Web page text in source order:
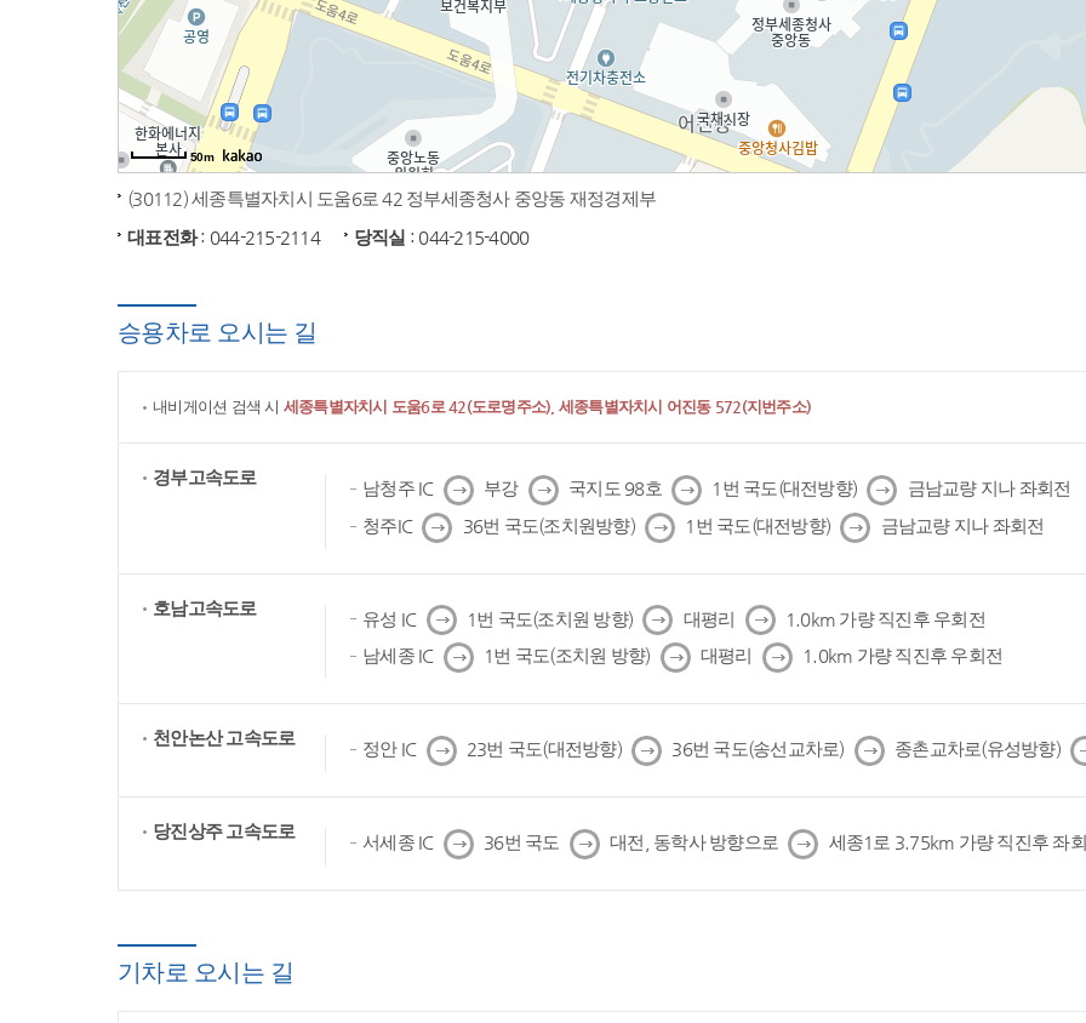
50m
(30112) 세종특별자치시 도움6로 42 정부세종청사 중앙동 재정경제부
대표전화: 044-215-2114 당직실 : 044-215-4000
승용차로 오시는 길
내비게이션 검색 시 세종특별자치시 도움6로 42(도로명주소), 세종특별자치시 어진동 572(지번주소)
경부고속도로
남청주 IC 다
음
부강 다
음
국지도 98호 다
음
1번 국도(대전방향) 다
음
금남교량 지나 좌회전
청주IC 다
음
36번 국도(조치원방향) 다
음
1번 국도(대전방향) 다
음
금남교량 지나 좌회전
호남고속도로
유성 IC 다
음
1번 국도(조치원 방향) 다
음
대평리 다
음
1.0km 가량 직진후 우회전
남세종 IC 다
음
1번 국도(조치원 방향) 다
음
대평리 다
음
1.0km 가량 직진후 우회전
천안논산 고속도로
정안 IC 다
음
23번 국도(대전방향) 다
음
36번 국도(송선교차로) 다
음
종촌교차로(유성방향) 다
음
당진상주 고속도로
서세종 IC 다
음
36번 국도 다
음
대전, 동학사 방향으로 다
음
세종1로 3.75km 가량 직진후 좌
기차로 오시는 길